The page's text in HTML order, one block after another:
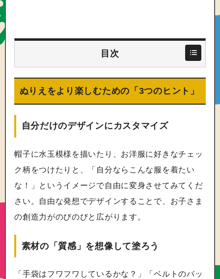
目次
ぬりえをより楽しむための「3つのヒント」
自分だけのデザインにカスタマイズ
帽子に水玉模様を描いたり、お洋服に好きなチェッ
ク柄をつけたりと、「自分ならこんな服を着たい
な！」というイメージで自由に変身させてみてくだ
さい。自由な発想でデザインすることで、お子さま
の創造力がのびのびと広がります。
素材の「質感」を想像して塗ろう
「手袋はフワフワしているかな？」「ベルトのバッ